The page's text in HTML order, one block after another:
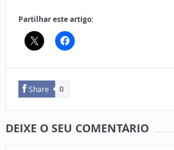
Partilhar este artigo:
Share 0
DEIXE O SEU COMENTÁRIO